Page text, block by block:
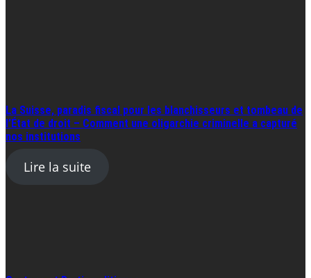
La Suisse, paradis fiscal pour les blanchisseurs et tombeau de
l’État de droit – Comment une oligarchie criminelle a capturé
nos institutions
Lire la suite